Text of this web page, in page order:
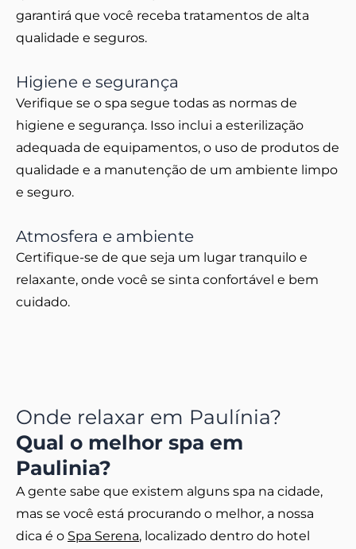
garantirá que você receba tratamentos de alta
qualidade e seguros.
Higiene e segurança
Verifique se o spa segue todas as normas de
higiene e segurança. Isso inclui a esterilização
adequada de equipamentos, o uso de produtos de
qualidade e a manutenção de um ambiente limpo
e seguro.
Atmosfera e ambiente
Certifique-se de que seja um lugar tranquilo e
relaxante, onde você se sinta confortável e bem
cuidado.
Onde relaxar em Paulínia?
Qual o melhor spa em
Paulinia?
A gente sabe que existem alguns spa na cidade,
mas se você está procurando o melhor, a nossa
dica é o Spa Serena, localizado dentro do hotel